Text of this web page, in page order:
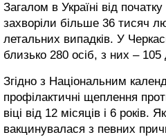
Загалом в Україні від
захворіли більше 36 тисяч
летальних випадків. У
близько 280 осіб, з них – 105
Згідно з Національним
профілактичні щеплення
віці від 12 місяців і 6 років.
вакцинувалася з певних